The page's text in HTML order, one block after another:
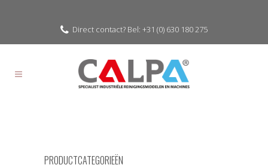
Direct contact? Bel: +31 (0) 630 180 275
PRODUCTCATEGORIEËN